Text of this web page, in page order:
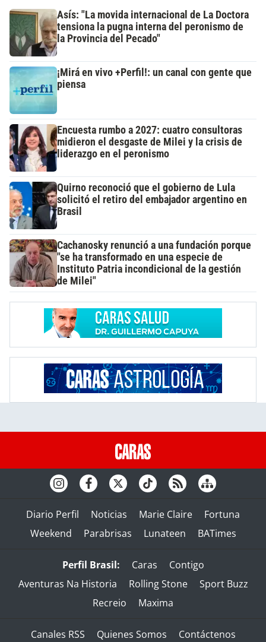
Asís: "La movida internacional de La Doctora
tensiona la pugna interna del peronismo de
la Provincia del Pecado"
¡Mirá en vivo +Perfil!: un canal con gente que
piensa
Encuesta rumbo a 2027: cuatro consultoras
midieron el desgaste de Milei y la crisis de
liderazgo en el peronismo
Quirno reconoció que el gobierno de Lula
solicitó el retiro del embajador argentino en
Brasil
Cachanosky renunció a una fundación porque
"se ha transformado en una especie de
Instituto Patria incondicional de la gestión
de Milei"
Diario Perfil Noticias Marie Claire
Fortuna
Weekend
Parabrisas Lunateen BATimes
Perfil Brasil: Caras
Contigo
Aventuras Na Historia
Rolling Stone
Sport Buzz
Recreio
Maxima
Canales RSS Quienes Somos Contáctenos